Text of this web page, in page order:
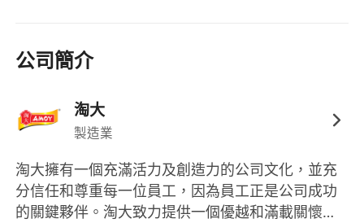
公司簡介
淘大
製造業
淘大擁有一個充滿活力及創造力的公司文化，並充
分信任和尊重每一位員工，因為員工正是公司成功
的關鍵夥伴。淘大致力提供一個優越和滿載關懷的